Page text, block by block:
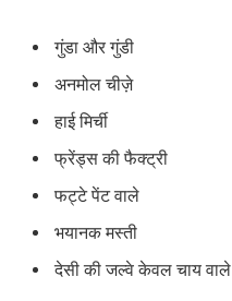
गुंडा और गुंडी
अनमोल चीज़े
हाई मिर्ची
फ्रेंड्स की फैक्ट्री
फट्टे पेंट वाले
भयानक मस्ती
देसी की जल्वे केवल चाय वाले